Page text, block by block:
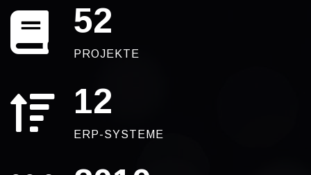
52
PROJEKTE
12
ERP-SYSTEME